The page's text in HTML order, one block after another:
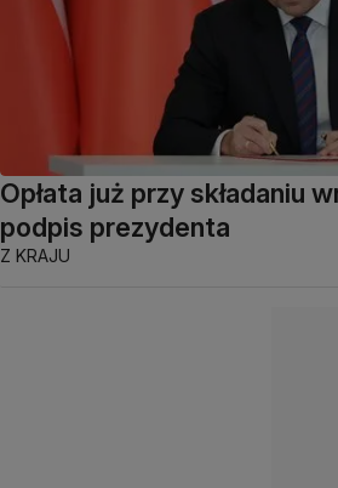
Opłata już przy składaniu
podpis prezydenta
Z KRAJU